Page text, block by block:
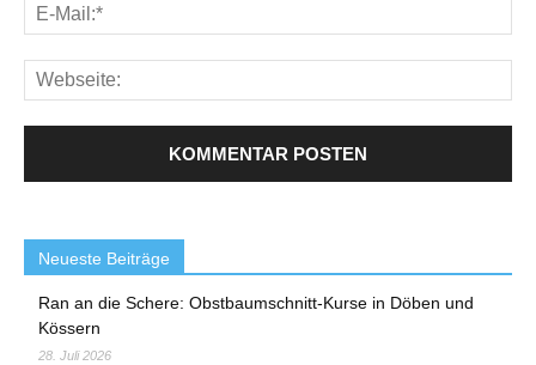
Neueste Beiträge
Ran an die Schere: Obstbaumschnitt-Kurse in Döben und
Kössern
28. Juli 2026